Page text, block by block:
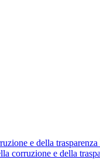
e della trasparenza
corruzione e della